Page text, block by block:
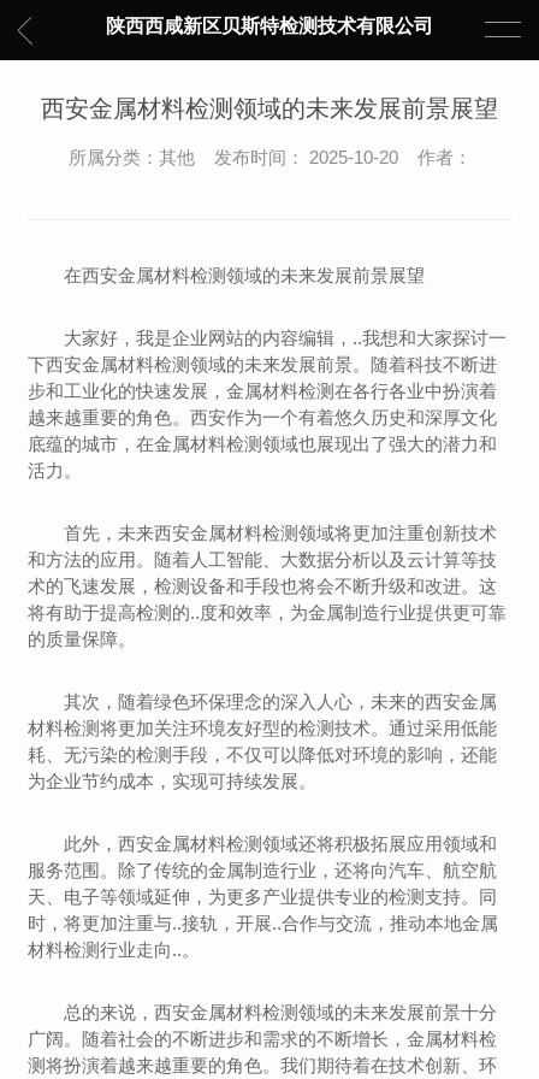
陕西西咸新区贝斯特检测技术有限公司
西安金属材料检测领域的未来发展前景展望
所属分类：其他 发布时间： 2025-10-20 作者：
在西安金属材料检测领域的未来发展前景展望
大家好，我是企业网站的内容编辑，..我想和大家探讨一
下西安金属材料检测领域的未来发展前景。随着科技不断进
步和工业化的快速发展，金属材料检测在各行各业中扮演着
越来越重要的角色。西安作为一个有着悠久历史和深厚文化
底蕴的城市，在金属材料检测领域也展现出了强大的潜力和
活力。
首先，未来西安金属材料检测领域将更加注重创新技术
和方法的应用。随着人工智能、大数据分析以及云计算等技
术的飞速发展，检测设备和手段也将会不断升级和改进。这
将有助于提高检测的..度和效率，为金属制造行业提供更可靠
的质量保障。
其次，随着绿色环保理念的深入人心，未来的西安金属
材料检测将更加关注环境友好型的检测技术。通过采用低能
耗、无污染的检测手段，不仅可以降低对环境的影响，还能
为企业节约成本，实现可持续发展。
此外，西安金属材料检测领域还将积极拓展应用领域和
服务范围。除了传统的金属制造行业，还将向汽车、航空航
天、电子等领域延伸，为更多产业提供专业的检测支持。同
时，将更加注重与..接轨，开展..合作与交流，推动本地金属
材料检测行业走向..。
总的来说，西安金属材料检测领域的未来发展前景十分
广阔。随着社会的不断进步和需求的不断增长，金属材料检
测将扮演着越来越重要的角色。我们期待着在技术创新、环